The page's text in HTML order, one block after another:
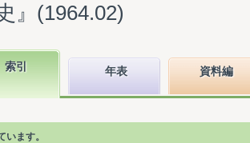
』(1964.02)
索引 年表 資料編
ます。